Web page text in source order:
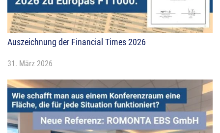
Auszeichnung der Financial Times 2026
31. März 2026